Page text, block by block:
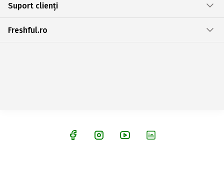
Suport clienți
Freshful.ro